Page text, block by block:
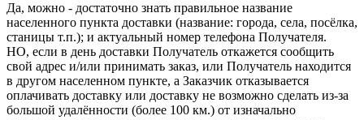
Да, можно - достаточно знать правильное название
населенного пункта доставки (название: города, села, посёлка,
станицы т.п.); и актуальный номер телефона Получателя.
НО, если в день доставки Получатель откажется сообщить
свой адрес и/или принимать заказ, или Получатель находится
в другом населенном пункте, а Заказчик отказывается
оплачивать доставку или доставку не возможно сделать из-за
большой удалённости (более 100 км.) от изначально